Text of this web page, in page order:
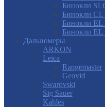
Бинокли
Бинокли CL
Бинокли EL
Бинокли
Дальномеры
ARKON
Leica
Rangemaster
Geovid
Swarovski
Sig Sauer
Kahles